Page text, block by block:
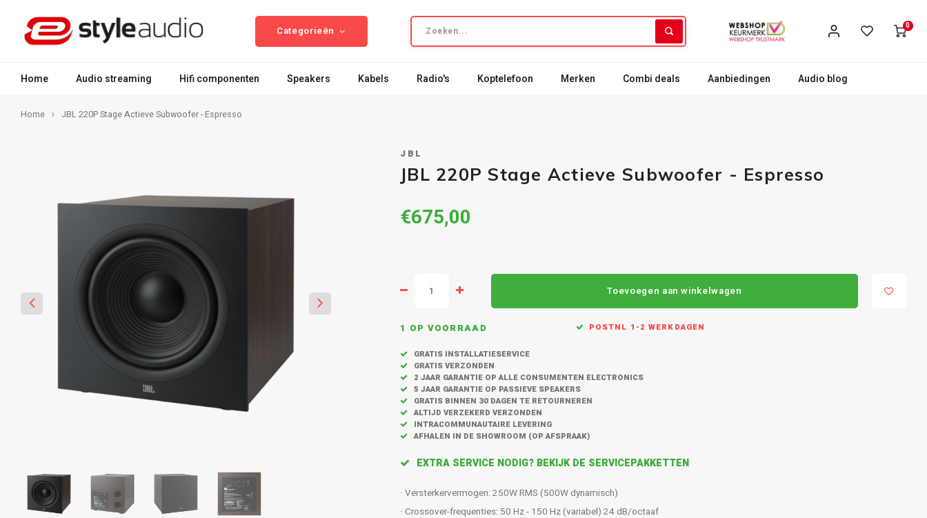
Categorieën 0
Home Audio streaming Hifi componenten Speakers Kabels Radio's Koptelefoon Merken Combi deals Aanbiedingen Audio blog
Home JBL 220P Stage Actieve Subwoofer - Espresso
JBL
JBL 220P Stage Actieve Subwoofer - Espresso
€675,00
Toevoegen aan winkelwagen
1 OP VOORRAAD POSTNL 1-2 WERKDAGEN
GRATIS INSTALLATIESERVICE
GRATIS VERZONDEN
2 JAAR GARANTIE OP ALLE CONSUMENTEN ELECTRONICS
5 JAAR GARANTIE OP PASSIEVE SPEAKERS
GRATIS BINNEN 30 DAGEN TE RETOURNEREN
ALTIJD VERZEKERD VERZONDEN
INTRACOMMUNAUTAIRE LEVERING
AFHALEN IN DE SHOWROOM (OP AFSPRAAK)
EXTRA SERVICE NODIG? BEKIJK DE SERVICEPAKKETTEN
· Versterkervermogen: 250W RMS (500W dynamisch)
· Crossover-frequenties: 50 Hz - 150 Hz (variabel) 24 dB/octaaf